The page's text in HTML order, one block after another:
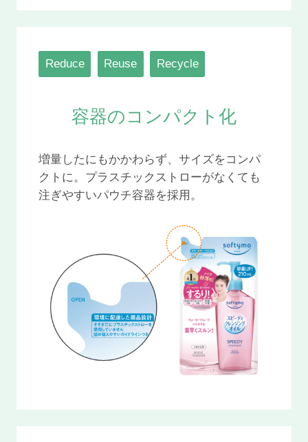
Reduce Reuse Recycle
容器のコンパクト化
増量したにもかかわらず、サイズをコンパ
クトに。プラスチックストローがなくても
注ぎやすいパウチ容器を採用。